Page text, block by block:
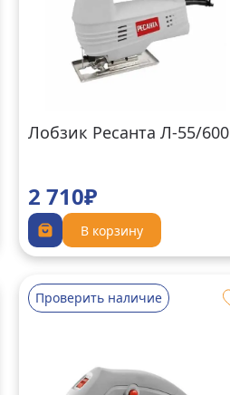
Лобзик Ресанта Л-55/600
2 710₽
В корзину
Проверить наличие